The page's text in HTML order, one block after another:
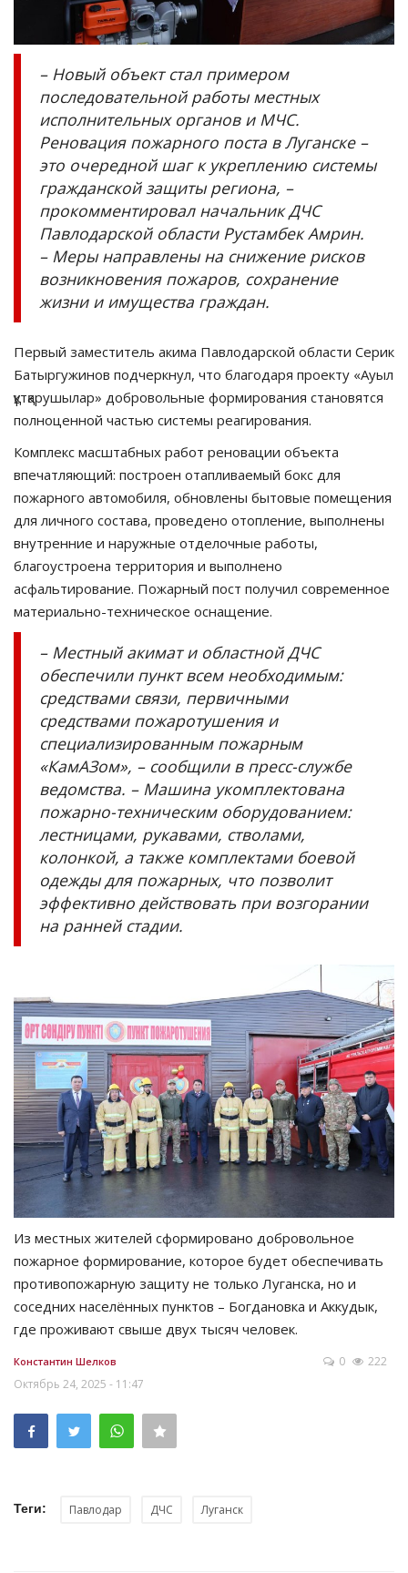
– Новый объект стал примером
последовательной работы местных
исполнительных органов и МЧС.
Реновация пожарного поста в Луганске –
это очередной шаг к укреплению системы
гражданской защиты региона, –
прокомментировал начальник ДЧС
Павлодарской области Рустамбек Амрин.
– Меры направлены на снижение рисков
возникновения пожаров, сохранение
жизни и имущества граждан.
Первый заместитель акима Павлодарской области Серик
Батыргужинов подчеркнул, что благодаря проекту «Ауыл
құтқарушылар» добровольные формирования становятся
полноценной частью системы реагирования.
Комплекс масштабных работ реновации объекта
впечатляющий: построен отапливаемый бокс для
пожарного автомобиля, обновлены бытовые помещения
для личного состава, проведено отопление, выполнены
внутренние и наружные отделочные работы,
благоустроена территория и выполнено
асфальтирование. Пожарный пост получил современное
материально-техническое оснащение.
– Местный акимат и областной ДЧС
обеспечили пункт всем необходимым:
средствами связи, первичными
средствами пожаротушения и
специализированным пожарным
«КамАЗом», – сообщили в пресс-службе
ведомства. – Машина укомплектована
пожарно-техническим оборудованием:
лестницами, рукавами, стволами,
колонкой, а также комплектами боевой
одежды для пожарных, что позволит
эффективно действовать при возгорании
на ранней стадии.
Из местных жителей сформировано добровольное
пожарное формирование, которое будет обеспечивать
противопожарную защиту не только Луганска, но и
соседних населённых пунктов – Богдановка и Аккудык,
где проживают свыше двух тысяч человек.
Константин Шелков
Октябрь 24, 2025 - 11:47
0 222
Теги: Павлодар ДЧС Луганск